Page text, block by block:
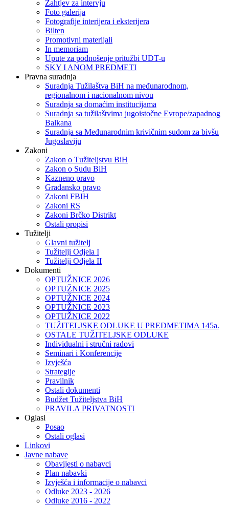
Zahtjev za intervju
Foto galerija
Fotografije interijera i eksterijera
Bilten
Promotivni materijali
In memoriam
Upute za podnošenje pritužbi UDT-u
SKY I ANOM PREDMETI
Pravna suradnja
Suradnja Tužilaštva BiH na međunarodnom,
regionalnom i nacionalnom nivou
Suradnja sa domaćim institucijama
Suradnja sa tužilaštvima jugoistočne Evrope/zapadnog
Balkana
Suradnja sa Međunarodnim krivičnim sudom za bivšu
Jugoslaviju
Zakoni
Zakon o Тužiteljstvu BiH
Zakon o Sudu BiH
Kazneno pravo
Građansko pravo
Zakoni FBIH
Zakoni RS
Zakoni Brčko Distrikt
Ostali propisi
Tužitelji
Glavni tužitelj
Tužitelji Odjela I
Tužitelji Odjela II
Dokumenti
OPTUŽNICE 2026
OPTUŽNICE 2025
OPTUŽNICE 2024
OPTUŽNICE 2023
OPTUŽNICE 2022
TUŽITELJSKE ODLUKE U PREDMETIMA 145a.
OSTALE TUŽITELJSKE ODLUKE
Individualni i stručni radovi
Seminari i Konferencije
Izvješća
Strategije
Pravilnik
Ostali dokumenti
Budžet Tužiteljstva BiH
PRAVILA PRIVATNOSTI
Oglasi
Posao
Ostali oglasi
Linkovi
Javne nabave
Obavijesti o nabavci
Plan nabavki
Izvješća i informacije o nabavci
Odluke 2023 - 2026
Odluke 2016 - 2022